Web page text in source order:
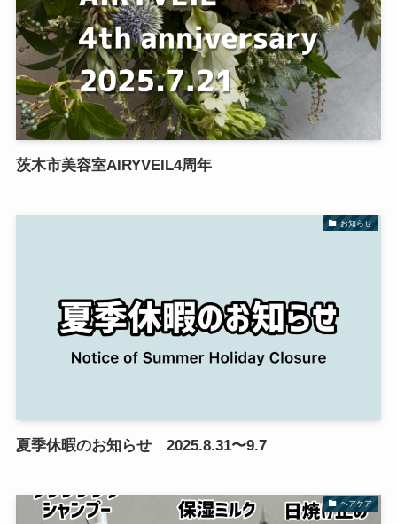
茨木市美容室AIRYVEIL4周年
お知らせ
夏季休暇のお知らせ 2025.8.31〜9.7
ヘアケア